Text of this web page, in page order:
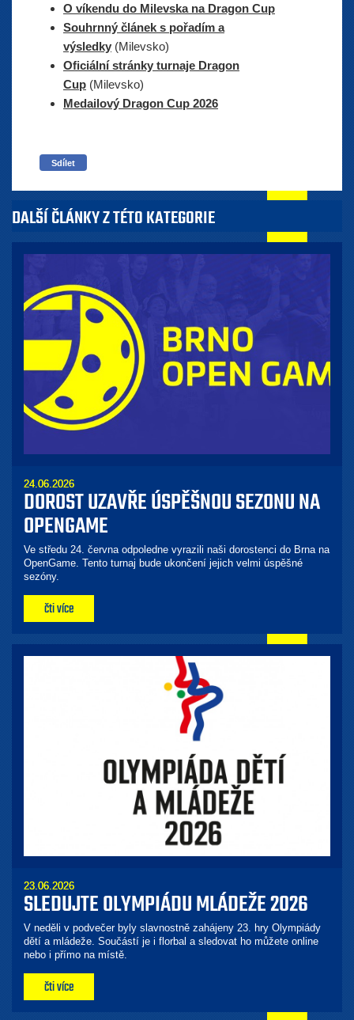
O víkendu do Milevska na Dragon Cup
Souhrnný článek s pořadím a
výsledky (Milevsko)
Oficiální stránky turnaje Dragon
Cup (Milevsko)
Medailový Dragon Cup 2026
Sdílet
DALŠÍ ČLÁNKY Z TÉTO KATEGORIE
24.06.2026
DOROST UZAVŘE ÚSPĚŠNOU SEZONU NA
OPENGAME
Ve středu 24. června odpoledne vyrazili naši dorostenci do Brna na
OpenGame. Tento turnaj bude ukončení jejich velmi úspěšné
sezóny.
čti více
23.06.2026
SLEDUJTE OLYMPIÁDU MLÁDEŽE 2026
V neděli v podvečer byly slavnostně zahájeny 23. hry Olympiády
dětí a mládeže. Součástí je i florbal a sledovat ho můžete online
nebo i přímo na místě.
čti více